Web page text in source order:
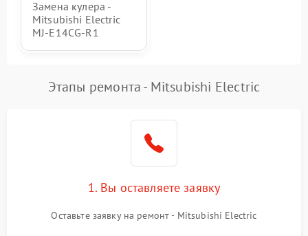
Замена кулера -
Mitsubishi Electric
MJ-E14CG-R1
Этапы ремонта - Mitsubishi Electric
1. Вы оставляете заявку
Оставьте заявку на ремонт - Mitsubishi Electric